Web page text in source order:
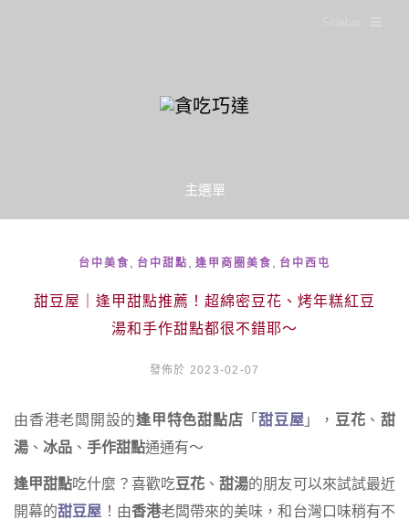
主選單
台中美食 台中甜點 逢甲商圈美食 台中西屯
甜豆屋｜逢甲甜點推薦！超綿密豆花、烤年糕紅豆
湯和手作甜點都很不錯耶～
發佈於 2023-02-07
由香港老闆開設的逢甲特色甜點店 「 甜豆屋 」， 豆花 、 甜
湯 、 冰品 、 手作甜點通通有～
逢甲甜點吃什麼？喜歡吃豆花 、甜湯的朋友可以來試試最近
開幕的甜豆屋 ！由香港老闆帶來的美味，和台灣口味稍有不